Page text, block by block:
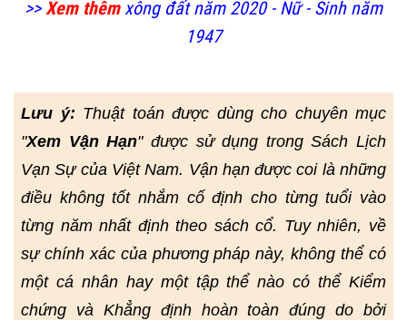
>>Xem thêmxông đất năm 2020 - Nữ - Sinh năm
1947
Lưu ý: Thuật toán được dùng cho chuyên mục
"Xem Vận Hạn" được sử dụng trong Sách Lịch
Vạn Sự của Việt Nam. Vận hạn được coi là những
điều không tốt nhắm cố định cho từng tuổi vào
từng năm nhất định theo sách cổ. Tuy nhiên, về
sự chính xác của phương pháp này, không thể có
một cá nhân hay một tập thể nào có thể Kiểm
chứng và Khẳng định hoàn toàn đúng do bởi